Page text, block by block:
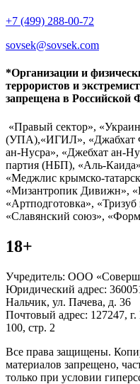
+7 (499) 288-00-72
sovsek@sovsek.com
*Организации и
террористов и
запрещена в Российской
«Правый сектор»,
(УПА),«ИГИЛ», «Джабхат
ан-Нусра», «Джебхат ан-
партия (НБП), «Аль-
«Меджлис крымско-
«Мизантропик Дивижн»,
«Артподготовка»,
«Славянский союз»,
18+
Учредитель: ООО
Юридический адрес:
Нальчик, ул. Пачева, д. 36
Почтовый адрес: 127247,
100, стр. 2
Все права защищены.
материалов запрещено,
только при условии